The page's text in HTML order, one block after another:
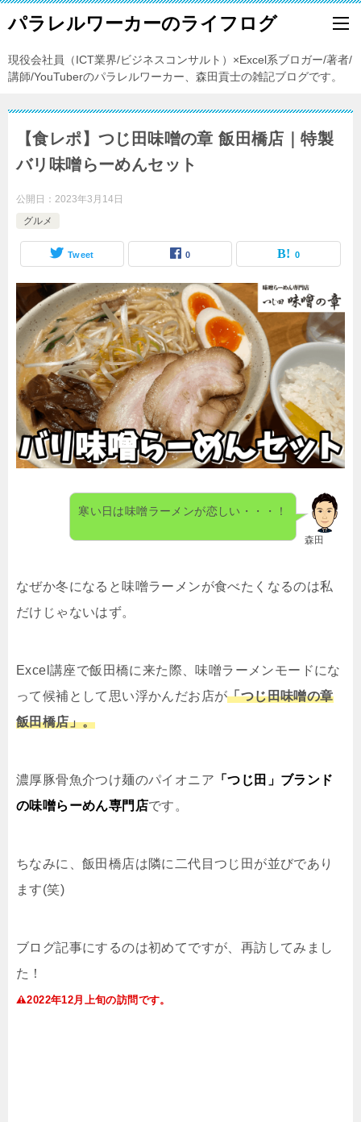
パラレルワーカーのライフログ
現役会社員（ICT業界/ビジネスコンサルト）×Excel系ブロガー/著者/
講師/YouTuberのパラレルワーカー、森田貢士の雑記ブログです。
【食レポ】つじ田味噌の章 飯田橋店｜特製
バリ味噌らーめんセット
公開日： 2023年3月14日
グルメ
Tweet 0 0
森田
寒い日は味噌ラーメンが恋しい・・・！
なぜか冬になると味噌ラーメンが食べたくなるのは私
だけじゃないはず。
Excel 講座で飯田橋に来た際、味噌ラーメンモードにな
って候補として思い浮かんだお店が「つじ田味噌の章
飯田橋店」。
濃厚豚骨魚介つけ麺のパイオニア 「つじ田」ブランド
の味噌らーめん専門店です。
ちなみに、飯田橋店は隣に二代目つじ田が並びであり
ます(笑)
ブログ記事にするのは初めてですが、再訪してみまし
た！
2022年12月上旬の訪問です。